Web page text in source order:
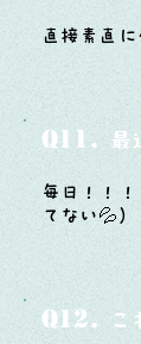
直接素直に
Q11. 最
毎日！！
てない💦)
Q12. こ